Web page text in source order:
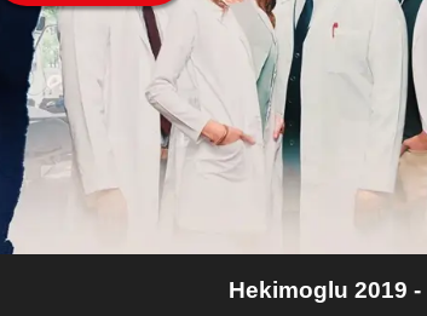
- Hekimoglu 2019